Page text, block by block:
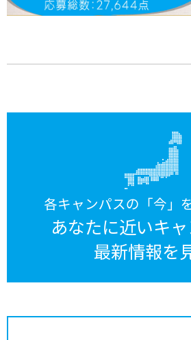
各キャンパスの「今」
あなたに近いキ
最新情報を